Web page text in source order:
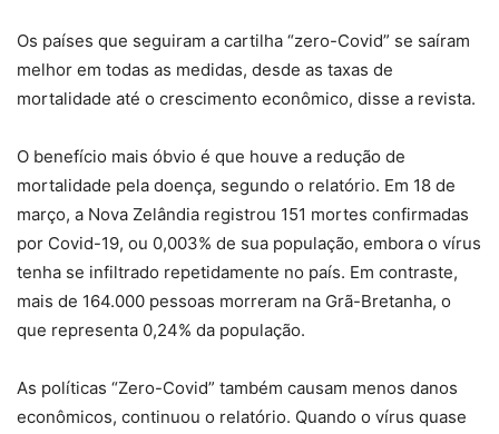
Os países que seguiram a cartilha “zero-Covid” se saíram
melhor em todas as medidas, desde as taxas de
mortalidade até o crescimento econômico, disse a revista.
O benefício mais óbvio é que houve a redução de
mortalidade pela doença, segundo o relatório. Em 18 de
março, a Nova Zelândia registrou 151 mortes confirmadas
por Covid-19, ou 0,003% de sua população, embora o vírus
tenha se infiltrado repetidamente no país. Em contraste,
mais de 164.000 pessoas morreram na Grã-Bretanha, o
que representa 0,24% da população.
As políticas “Zero-Covid” também causam menos danos
econômicos, continuou o relatório. Quando o vírus quase